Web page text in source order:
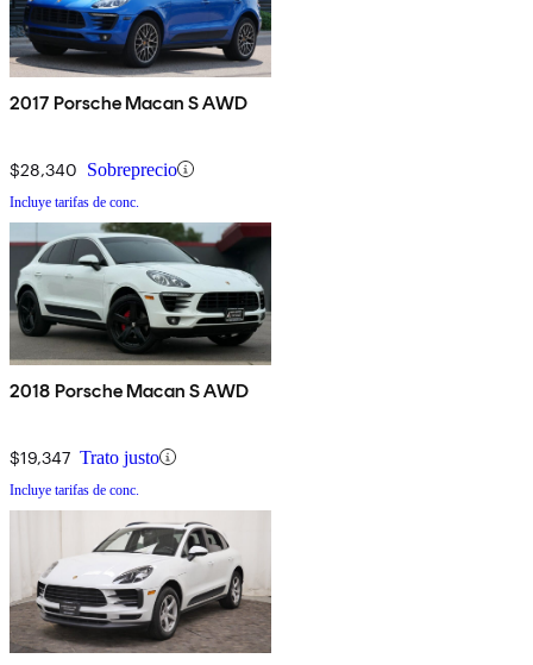
2017 Porsche Macan S AWD
$28,340 Sobreprecio
Incluye tarifas de conc.
2018 Porsche Macan S AWD
$19,347 Trato justo
Incluye tarifas de conc.